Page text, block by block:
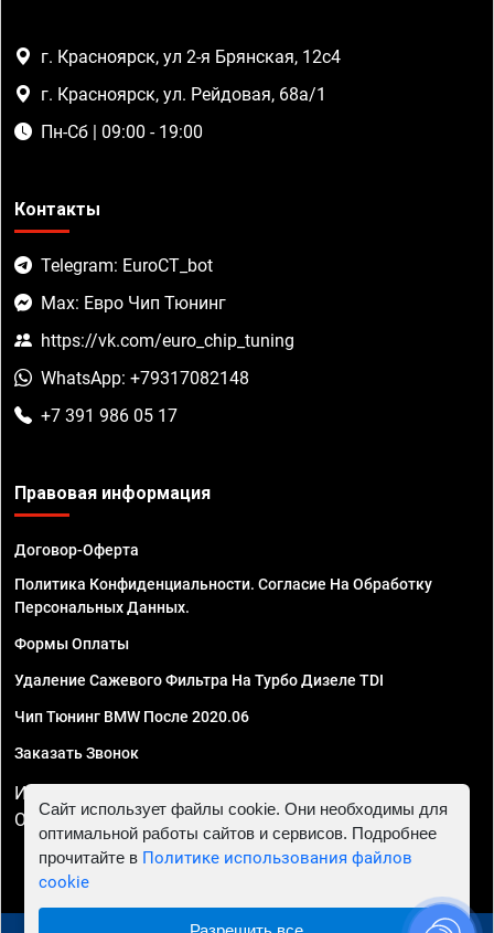
г. Красноярск, ул 2-я Брянская, 12с4
г. Красноярск, ул. Рейдовая, 68а/1
Пн-Сб | 09:00 - 19:00
Контакты
Telegram: EuroCT_bot
Max: Евро Чип Тюнинг
https://vk.com/euro_chip_tuning
WhatsApp: +79317082148
+7 391 986 05 17
Правовая информация
Договор-Оферта
Политика Конфиденциальности. Согласие На Обработку
Персональных Данных.
Формы Оплаты
Удаление Сажевого Фильтра На Турбо Дизеле TDI
Чип Тюнинг BMW После 2020.06
Заказать Звонок
ИП Смирнов Георгий Павлович. ИНН 781302555843,
ОГРНИП 324470400032610
Сайт использует файлы cookie. Они необходимы для
оптимальной работы сайтов и сервисов. Подробнее
прочитайте в Политике использования файлов
cookie